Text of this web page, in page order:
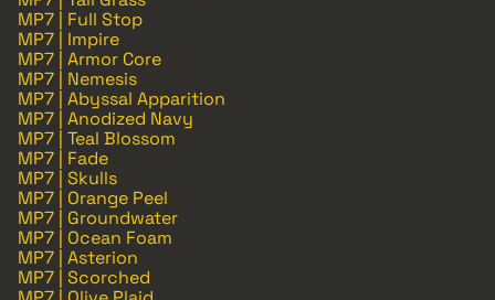
MP7 | Full Stop
MP7 | Impire
MP7 | Armor Core
MP7 | Nemesis
MP7 | Abyssal Apparition
MP7 | Anodized Navy
MP7 | Teal Blossom
MP7 | Fade
MP7 | Skulls
MP7 | Orange Peel
MP7 | Groundwater
MP7 | Ocean Foam
MP7 | Asterion
MP7 | Scorched